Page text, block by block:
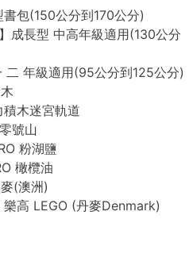
書包(150公分到170公分)
成長型 中高年級適用(130公分
二 年級適用(95公分到125公分)
木迷宮軌道
號山
粉湖鹽
橄欖油
(澳洲)
高 LEGO (丹麥Denmark)